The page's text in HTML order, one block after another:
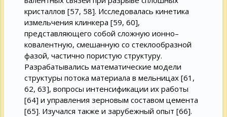
кристаллов [57, 58]. Исследовалась кинетика
измельчения клинкера [59, 60],
представляющего собой сложную ионно–
ковалентную, смешанную со стеклообразной
фазой, частично пористую структуру.
Разрабатывались математические модели
структуры потока материала в мельницах [61,
62, 63], вопросы интенсификации их работы
[64] и управления зерновым составом цемента
[65]. Изучался также и зарубежный опыт [66].